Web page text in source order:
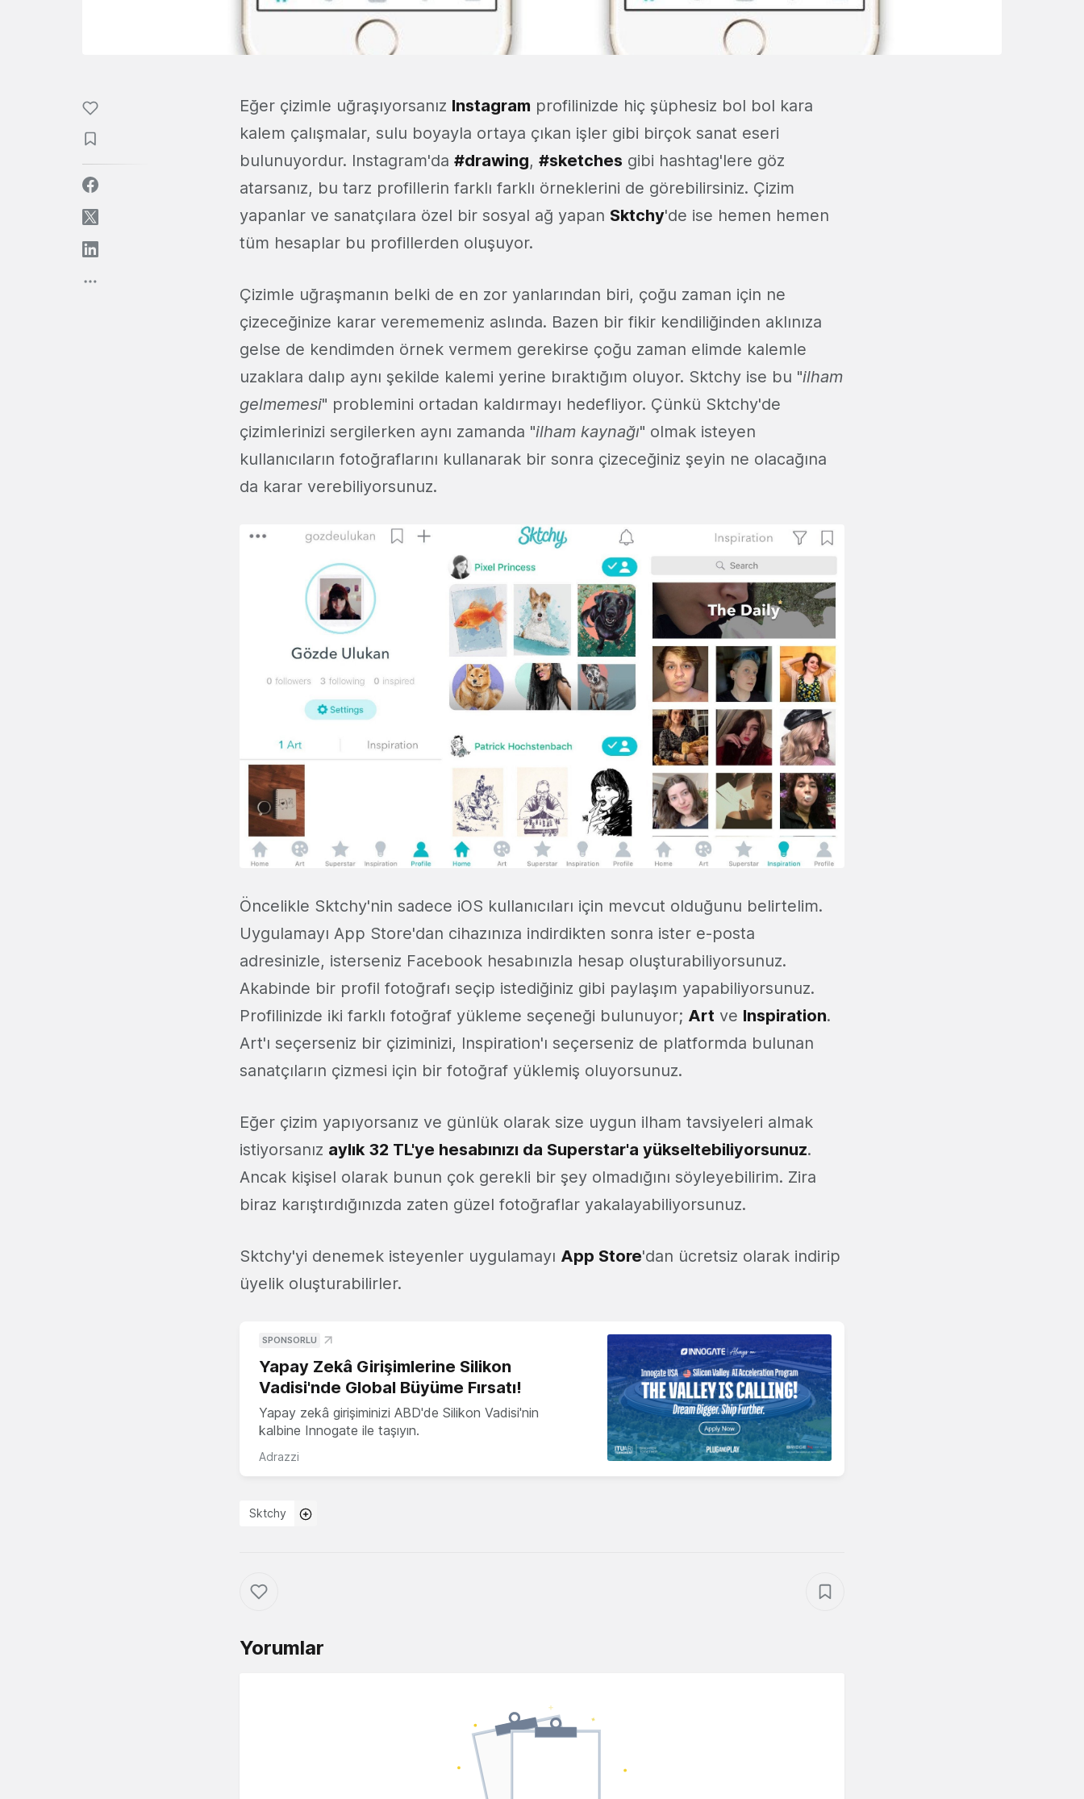
Eğer çizimle uğraşıyorsanız Instagram profilinizde hiç şüphesiz bol bol kara
kalem çalışmalar, sulu boyayla ortaya çıkan işler gibi birçok sanat eseri
bulunuyordur. Instagram'da #drawing, #sketches gibi hashtag'lere göz
atarsanız, bu tarz profillerin farklı farklı örneklerini de görebilirsiniz. Çizim
yapanlar ve sanatçılara özel bir sosyal ağ yapan Sktchy'de ise hemen hemen
tüm hesaplar bu profillerden oluşuyor.
Çizimle uğraşmanın belki de en zor yanlarından biri, çoğu zaman için ne
çizeceğinize karar verememeniz aslında. Bazen bir fikir kendiliğinden aklınıza
gelse de kendimden örnek vermem gerekirse çoğu zaman elimde kalemle
uzaklara dalıp aynı şekilde kalemi yerine bıraktığım oluyor. Sktchy ise bu "ilham
gelmemesi" problemini ortadan kaldırmayı hedefliyor. Çünkü Sktchy'de
çizimlerinizi sergilerken aynı zamanda "ilham kaynağı" olmak isteyen
kullanıcıların fotoğraflarını kullanarak bir sonra çizeceğiniz şeyin ne olacağına
da karar verebiliyorsunuz.
Öncelikle Sktchy'nin sadece iOS kullanıcıları için mevcut olduğunu belirtelim.
Uygulamayı App Store'dan cihazınıza indirdikten sonra ister e-posta
adresinizle, isterseniz Facebook hesabınızla hesap oluşturabiliyorsunuz.
Akabinde bir profil fotoğrafı seçip istediğiniz gibi paylaşım yapabiliyorsunuz.
Profilinizde iki farklı fotoğraf yükleme seçeneği bulunuyor; Art ve Inspiration.
Art'ı seçerseniz bir çiziminizi, Inspiration'ı seçerseniz de platformda bulunan
sanatçıların çizmesi için bir fotoğraf yüklemiş oluyorsunuz.
Eğer çizim yapıyorsanız ve günlük olarak size uygun ilham tavsiyeleri almak
istiyorsanız aylık 32 TL'ye hesabınızı da Superstar'a yükseltebiliyorsunuz.
Ancak kişisel olarak bunun çok gerekli bir şey olmadığını söyleyebilirim. Zira
biraz karıştırdığınızda zaten güzel fotoğraflar yakalayabiliyorsunuz.
Sktchy'yi denemek isteyenler uygulamayı App Store'dan ücretsiz olarak indirip
üyelik oluşturabilirler.
SPONSORLU
Yapay Zekâ Girişimlerine Silikon
Vadisi'nde Global Büyüme Fırsatı!
Yapay zekâ girişiminizi ABD'de Silikon Vadisi'nin
kalbine Innogate ile taşıyın.
Adrazzi
Sktchy
Yorumlar